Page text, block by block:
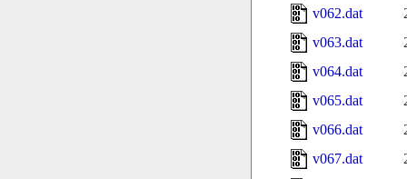
v062.dat
v063.dat
v064.dat
v065.dat
v066.dat
v067.dat